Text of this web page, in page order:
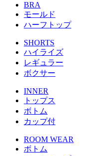
BRA
モールド
ハーフトップ
SHORTS
ハイライズ
レギュラー
ボクサー
INNER
トップス
ボトム
カップ付
ROOM WEAR
ボトム